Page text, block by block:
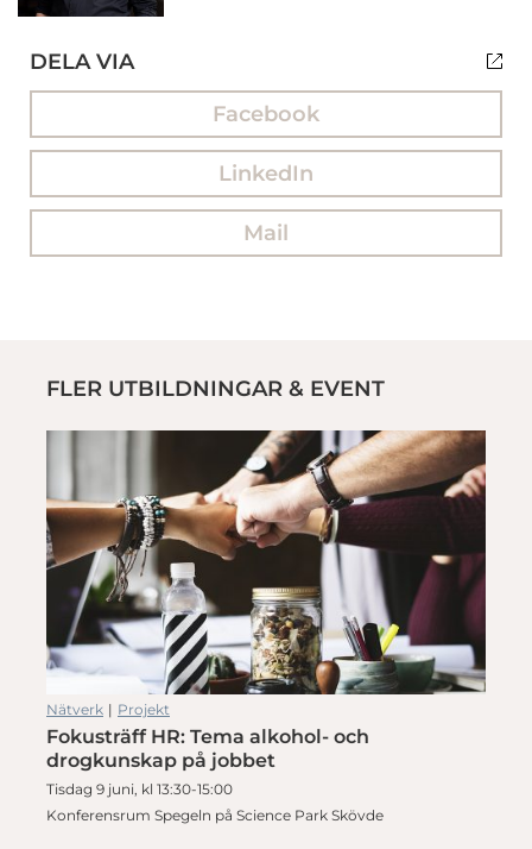
DELA VIA
Facebook
LinkedIn
Mail
FLER UTBILDNINGAR & EVENT
Nätverk | Projekt
Fokusträff HR: Tema alkohol- och
drogkunskap på jobbet
Tisdag 9 juni, kl 13:30-15:00
Konferensrum Spegeln på Science Park Skövde